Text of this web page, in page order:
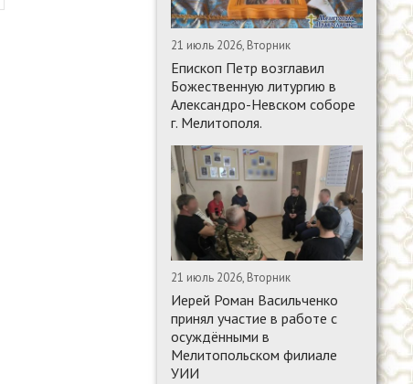
21 июль 2026, Вторник
Епископ Петр возглавил
Божественную литургию в
Александро-Невском соборе
г. Мелитополя.
21 июль 2026, Вторник
Иерей Роман Васильченко
принял участие в работе с
осуждёнными в
Мелитопольском филиале
УИИ